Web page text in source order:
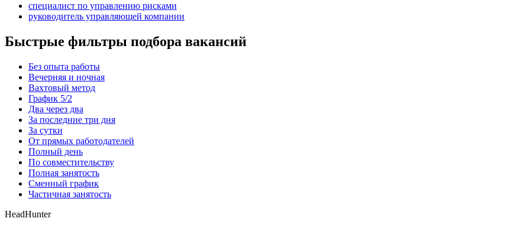
специалист по управлению рисками
руководитель управляющей компании
Быстрые фильтры подбора вакансий
Без опыта работы
Вечерняя и ночная
Вахтовый метод
График 5/2
Два через два
За последние три дня
За сутки
От прямых работодателей
Полный день
По совместительству
Полная занятость
Сменный график
Частичная занятость
HeadHunter